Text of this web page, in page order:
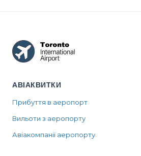
АВІАКВИТКИ
Прибуття в аеропорт
Вильоти з аеропорту
Авіакомпанії аеропорту